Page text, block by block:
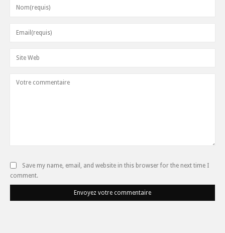
Save my name, email, and website in this browser for the next time I
comment.
Envoyez votre commentaire